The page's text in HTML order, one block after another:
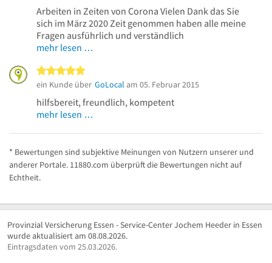
Arbeiten in Zeiten von Corona Vielen Dank das Sie
sich im März 2020 Zeit genommen haben alle meine
Fragen ausführlich und verständlich
mehr lesen …
ein Kunde über GoLocal am 05. Februar 2015
hilfsbereit, freundlich, kompetent
mehr lesen …
* Bewertungen sind subjektive Meinungen von Nutzern unserer und
anderer Portale. 11880.com überprüft die Bewertungen nicht auf
Echtheit.
Provinzial Versicherung Essen - Service-Center Jochem Heeder in Essen
wurde aktualisiert am 08.08.2026.
Eintragsdaten vom 25.03.2026.